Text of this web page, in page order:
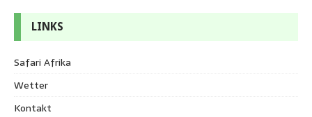
LINKS
Safari Afrika
Wetter
Kontakt